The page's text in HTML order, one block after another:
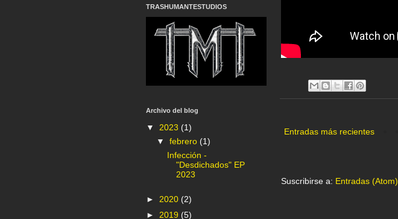
Entradas más recientes
Suscribirse a: Entradas (Atom)
TRASHUMANTESTUDIOS
Archivo del blog
▼ 2023 (1)
▼ febrero (1)
Infección -
"Desdichados" EP
2023
► 2020 (2)
► 2019 (5)